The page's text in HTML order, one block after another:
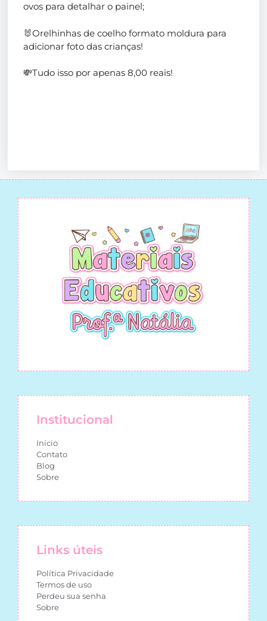
ovos para detalhar o painel;
🐰Orelhinhas de coelho formato moldura para
adicionar foto das crianças!
💸Tudo isso por apenas 8,00 reais!
Institucional
Início
Contato
Blog
Sobre
Links úteis
Política Privacidade
Termos de uso
Perdeu sua senha
Sobre